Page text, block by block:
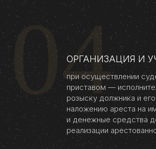
ОРГАНИЗАЦИЯ И
при осуществлении
приставом —
розыску должника и
наложению ареста на
и денежные средства
реализации
04